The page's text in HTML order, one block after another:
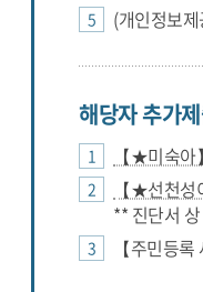
(개인정보
해당자 추가
【★미숙아
【★선천성
** 진단서
【주민등